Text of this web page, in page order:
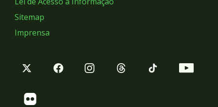
Sitemap
Imprensa